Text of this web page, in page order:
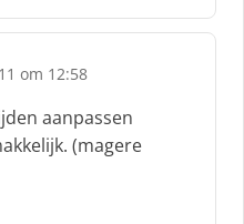
om 12:58
aanpassen
(magere